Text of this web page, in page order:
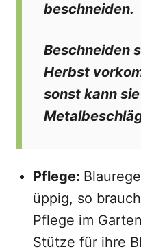
beschneiden.
Beschneiden
Herbst
sonst kann
Pflege:
üppig, so
Pflege im
Stütze für ihre